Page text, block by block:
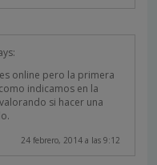
24 febrero, 2014 a las 9:12
online pero la primera
indicamos en la
si hacer una